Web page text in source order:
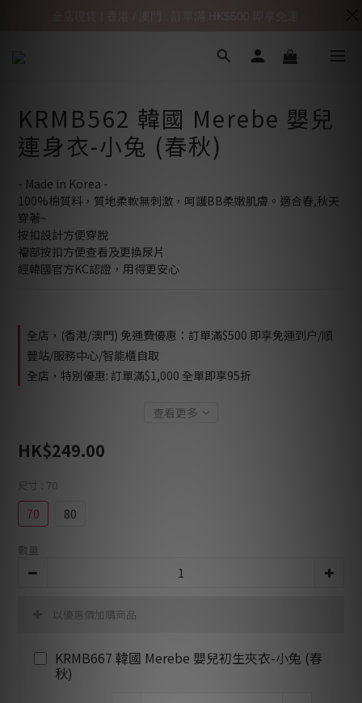
KRMB562 韓國 Merebe 嬰兒
連身衣-小兔 (春秋)
- Made in Korea -
100%棉質料，質地柔軟無刺激，呵護BB柔嫩肌膚。適合春,秋天
穿著~
按扣設計方便穿脫
襠部按扣方便查看及更換尿片
經韓國官方KC認證，用得更安心
全店，(香港/澳門) 免運費優惠：訂單滿$500 即享免運到户/順
豐站/服務中心/智能櫃自取
全店，特別優惠: 訂單滿$1,000 全單即享95折
查看更多
HK$249.00
尺寸 : 70
70 80
數量
以優惠價加購商品
KRMB667 韓國 Merebe 嬰兒初生夾衣-小兔 (春
秋)